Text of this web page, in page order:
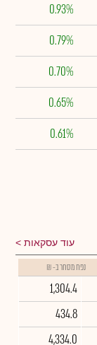
0.93%
0.79%
0.70%
0.65%
0.61%
עוד עסקאות
נפח מסחר ב- ₪
1,304.4
434.8
4,334.0